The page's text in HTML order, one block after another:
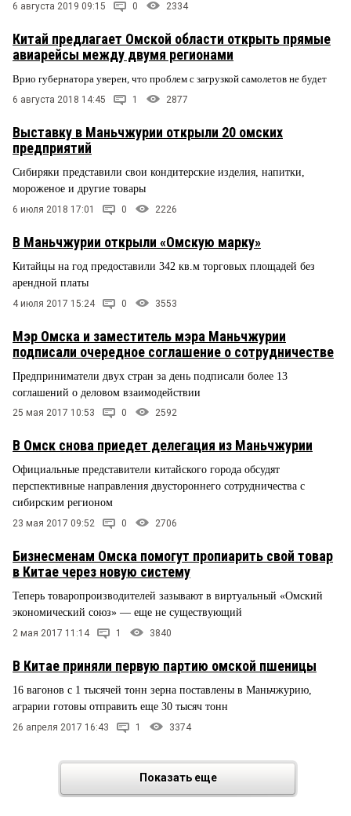
6 августа 2019 09:15 0 2334
Китай предлагает Омской области открыть прямые
авиарейсы между двумя регионами
Врио губернатора уверен, что проблем с загрузкой самолетов не будет
6 августа 2018 14:45 1 2877
Выставку в Маньчжурии открыли 20 омских
предприятий
Сибиряки представили свои кондитерские изделия, напитки,
мороженое и другие товары
6 июля 2018 17:01 0 2226
В Маньчжурии открыли «Омскую марку»
Китайцы на год предоставили 342 кв.м торговых площадей без
арендной платы
4 июля 2017 15:24 0 3553
Мэр Омска и заместитель мэра Маньчжурии
подписали очередное соглашение о сотрудничестве
Предприниматели двух стран за день подписали более 13
соглашений о деловом взаимодействии
25 мая 2017 10:53 0 2592
В Омск снова приедет делегация из Маньчжурии
Официальные представители китайского города обсудят
перспективные направления двустороннего сотрудничества с
сибирским регионом
23 мая 2017 09:52 0 2706
Бизнесменам Омска помогут пропиарить свой товар
в Китае через новую систему
Теперь товаропроизводителей зазывают в виртуальный «Омский
экономический союз» — еще не существующий
2 мая 2017 11:14 1 3840
В Китае приняли первую партию омской пшеницы
16 вагонов с 1 тысячей тонн зерна поставлены в Маньчжурию,
аграрии готовы отправить еще 30 тысяч тонн
26 апреля 2017 16:43 1 3374
Показать еще